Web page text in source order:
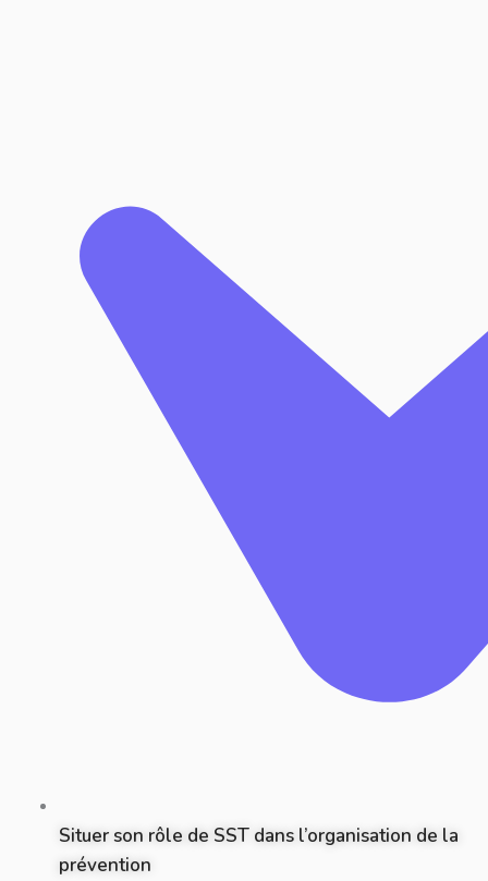
Situer son rôle de SST dans l’organisation de la
prévention